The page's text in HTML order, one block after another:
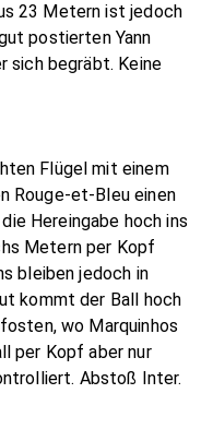
23 Metern ist jedoch
postierten Yann
sich begräbt. Keine
Flügel mit einem
Rouge-et-Bleu einen
Hereingabe hoch ins
Metern per Kopf
bleiben jedoch in
kommt der Ball hoch
wo Marquinhos
per Kopf aber nur
Abstoß Inter.